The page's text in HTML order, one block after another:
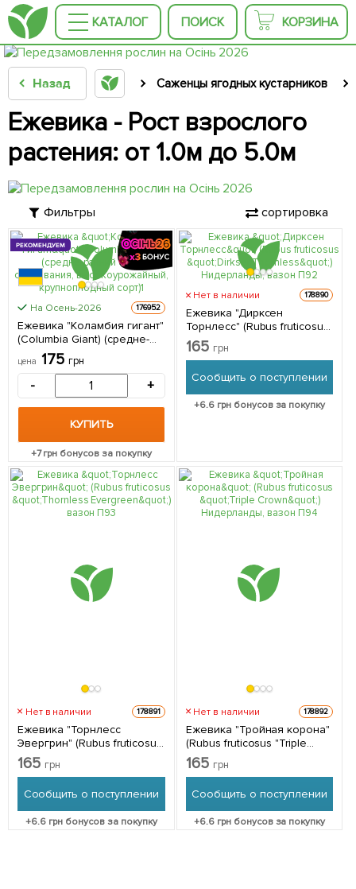
КАТАЛОГ ПОИСК КОРЗИНА
Назад Саженцы ягодных кустарников
Ежевика - Рост взрослого
растения: от 1.0м до 5.0м
Фильтры сортировка
РЕКОМЕНДУЕМ
На Осень-2026 176952
Ежевика "Коламбия гигант"
(Columbia Giant) (средне-
ранний срок созревания,
высокоурожайный,
крупноплодный сорт) 1
саженец в упаковке
цена 175 грн
- +
КУПИТЬ
+7грн бонусов за покупку
Нет в наличии 178890
Ежевика "Дирксен
Торнлесс" (Rubus fruticosus
"DirksenThornless")
Нидерланды, вазон П9 1
Нидерланды
165 грн
Сообщить о поступлении
+6.6грн бонусов за покупку
Нет в наличии 178891
Ежевика "Торнлесс
Эвергрин" (Rubus fruticosus
"Thornless Evergreen")
вазон П9 1 саженец в
165 грн
Сообщить о поступлении
+6.6 грн бонусов за покупку
Нет в наличии 178892
Ежевика "Тройная корона"
(Rubus fruticosus "Triple
Crown") Нидерланды,
вазон П9 1 саженец в
165 грн
Сообщить о поступлении
+6.6грн бонусов за покупку